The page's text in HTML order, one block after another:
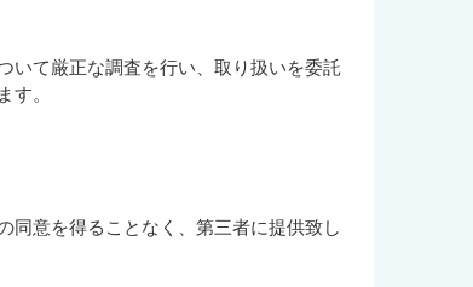
いて厳正な調査を行い、取り扱いを委託
す。
同意を得ることなく、第三者に提供致し